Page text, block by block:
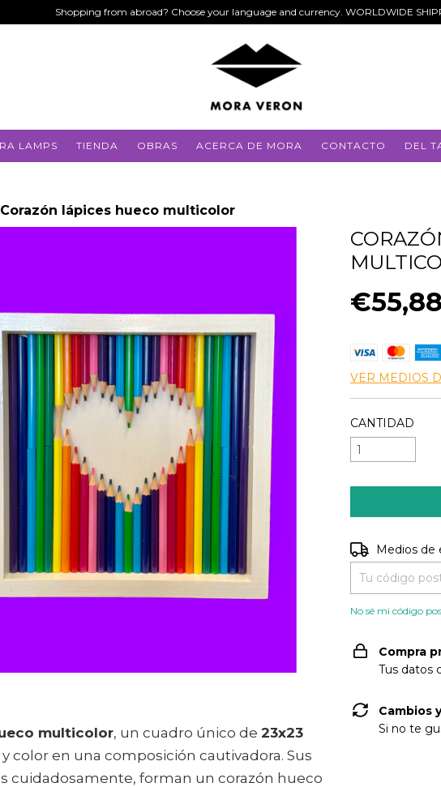
Shopping from abroad? Choose your language and currency. WORLDWIDE
LAMPS TIENDA OBRAS ACERCA DE MORA CONTACTO DEL
Corazón lápices hueco multicolor
multicolor, un cuadro único de 23x23
color en una composición cautivadora. Sus
cuidadosamente, forman un corazón hueco
VER MEDIOS
CANTIDAD
Entregas para
Medios de
No sé mi código
Compra
Tus datos
Cambios
Si no te